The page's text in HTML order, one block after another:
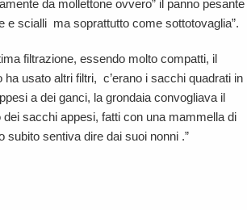
da mollettone ovvero” il panno pesante
e scialli ma soprattutto come sottotovaglia”.
filtrazione, essendo molto compatti, il
usato altri filtri, c’erano i sacchi quadrati in
a dei ganci, la grondaia convogliava il
sacchi appesi, fatti con una mammella di
sentiva dire dai suoi nonni .”